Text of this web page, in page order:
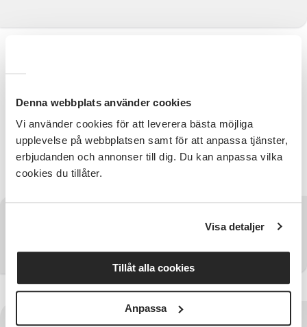
Denna webbplats använder cookies
Vi använder cookies för att leverera bästa möjliga
upplevelse på webbplatsen samt för att anpassa tjänster,
erbjudanden och annonser till dig. Du kan anpassa vilka
cookies du tillåter.
Visa detaljer
Tillåt alla cookies
Anpassa
kan alla vara med. Material ingår i avgiften.
Kontaktperson
Cecilia Beltramo 070-738 23 62
cecilia.beltramo@sv.se
Kontakta SV Östergötland